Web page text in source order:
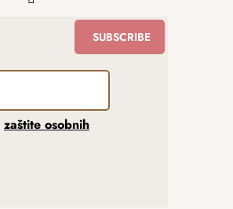
zaštite osobnih
SUBSCRIBE